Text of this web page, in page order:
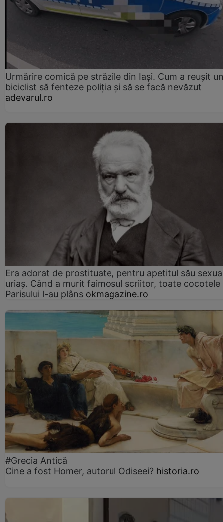
Urmărire comică pe străzile din Iași. Cum a reușit un
biciclist să fenteze poliția și să se facă nevăzut
adevarul.ro
Era adorat de prostituate, pentru apetitul său
uriaș. Când a murit faimosul scriitor, toate cocotele
Parisului l-au plâns okmagazine.ro
#Grecia Antică
Cine a fost Homer, autorul Odiseei? historia.ro